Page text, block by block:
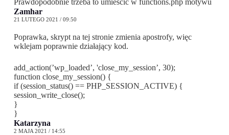
Prawdopodobnie trzeba to umieścić w functions.php motywu
Zamhar
21 LUTEGO 2021 / 09:50
Poprawka, skrypt na tej stronie zmienia apostrofy, więc
wklejam poprawnie działający kod.
add_action(’wp_loaded’, 'close_my_session’, 30);
function close_my_session() {
if (session_status() == PHP_SESSION_ACTIVE) {
session_write_close();
}
}
Katarzyna
2 MAJA 2021 / 14:55